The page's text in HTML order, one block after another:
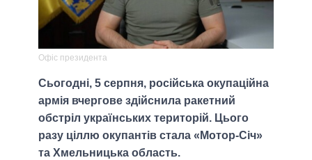
Офіс президента
Сьогодні, 5 серпня, російська окупаційна
армія вчергове здійснила ракетний
обстріл українських територій. Цього
разу ціллю окупантів стала «Мотор-Січ»
та Хмельницька область.